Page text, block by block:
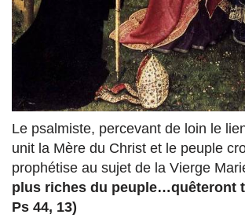
Le psalmiste, percevant de loin le
unit la Mère du Christ et le peuple
prophétise au sujet de la Vierge
plus riches du peuple…quêteront
Ps 44, 13)